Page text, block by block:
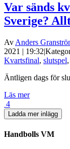
Var sänds
Sverige?
Av Anders
2021 | 19:32|
Kvartsfinal, slutspel,
Äntligen dags för
Läs mer
4
Ladda mer inlägg
Handbolls VM